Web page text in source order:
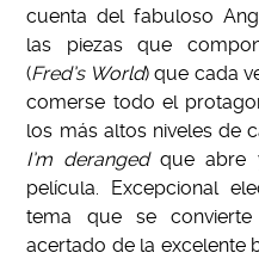
cuenta del fabuloso
las piezas que
(Fred’s World) que cada
comerse todo el
los más altos niveles de
I’m derangedque abre
película. Excepcional
tema que se
acertado de la excelente